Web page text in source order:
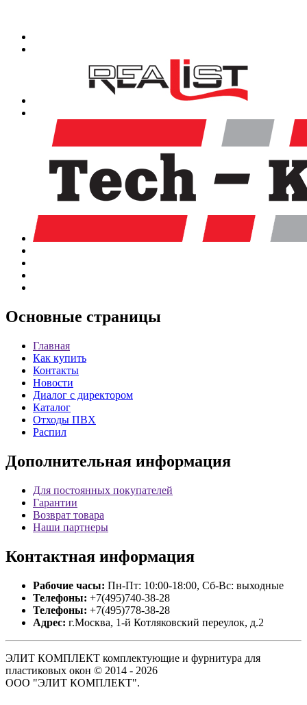
Основные страницы
Главная
Как купить
Контакты
Новости
Диалог с директором
Каталог
Отходы ПВХ
Распил
Дополнительная информация
Для постоянных покупателей
Гарантии
Возврат товара
Наши партнеры
Контактная информация
Рабочие часы: Пн-Пт: 10:00-18:00, Сб-Вс: выходные
Телефоны: +7(495)740-38-28
Телефоны: +7(495)778-38-28
Адрес: г.Москва, 1-й Котляковский переулок, д.2
ЭЛИТ КОМПЛЕКТ комплектующие и фурнитура для
пластиковых окон © 2014 - 2026
ООО "ЭЛИТ КОМПЛЕКТ".